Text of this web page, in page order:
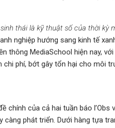
thái là kỹ thuật số của thời kỳ
nghiệp hướng sang kinh tế
thông MediaSchool hiện nay,
phí, bớt gây tổn hại cho môi
chính của cả hai tuần báo l’Obs
phát triển. Dưới hàng tựa